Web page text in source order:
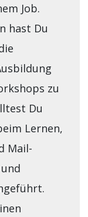
Job.
hast Du
zu
Du
Lernen,
Mail-